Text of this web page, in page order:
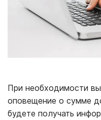
При необходимости
оповещение о сумме
будете получать